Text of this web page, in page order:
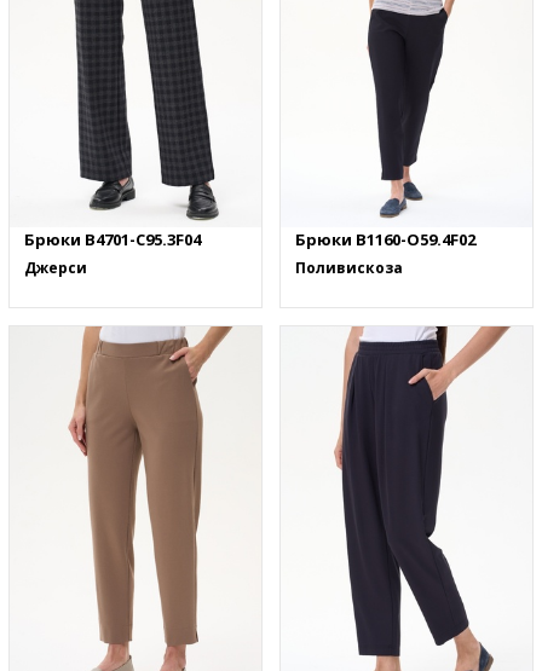
Брюки B4701-C95.3F04
Джерси
Брюки B1160-O59.4F02
Поливискоза